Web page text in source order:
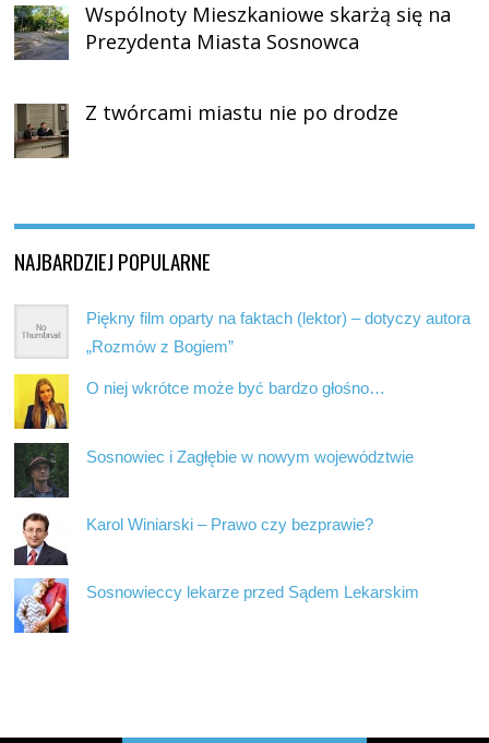
Wspólnoty Mieszkaniowe skarżą się na
Prezydenta Miasta Sosnowca
Z twórcami miastu nie po drodze
NAJBARDZIEJ POPULARNE
Piękny film oparty na faktach (lektor) – dotyczy autora
„Rozmów z Bogiem”
O niej wkrótce może być bardzo głośno…
Sosnowiec i Zagłębie w nowym województwie
Karol Winiarski – Prawo czy bezprawie?
Sosnowieccy lekarze przed Sądem Lekarskim